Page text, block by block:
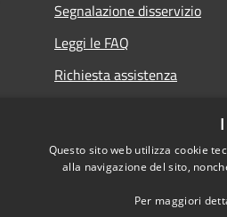
Segnalazione disservizio
Leggi le FAQ
Richiesta assistenza
Questo sito web utilizza cookie
alla navigazione del sito,
Per maggiori